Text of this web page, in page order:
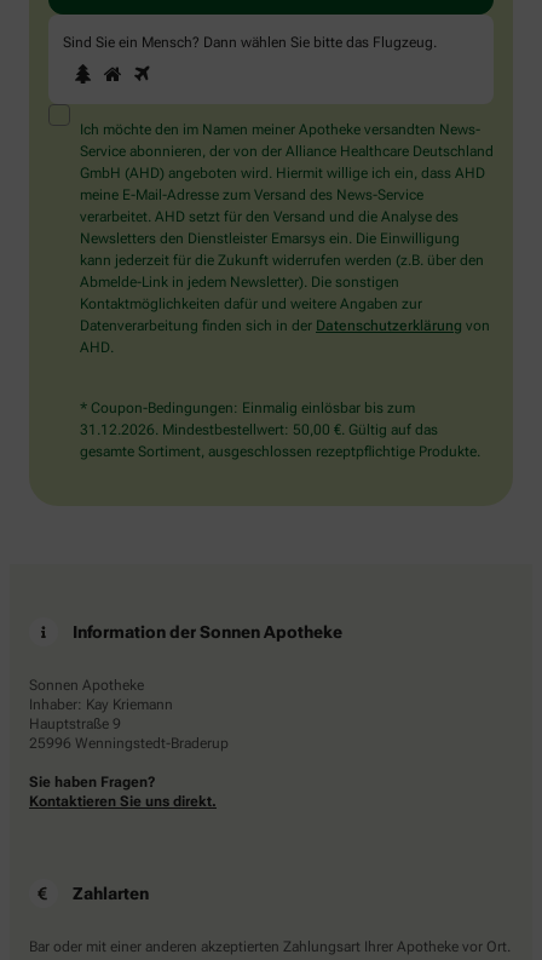
Sind Sie ein Mensch? Dann wählen Sie bitte das Flugzeug.
Sind
Sie
ein
Mensch?
Dann
wählen
Sie
bitte
das
Flugzeug.
1 2
Ich möchte den im Namen meiner Apotheke versandten News-
Service abonnieren, der von der Alliance Healthcare Deutschland
GmbH (AHD) angeboten wird. Hiermit willige ich ein, dass AHD
meine E-Mail-Adresse zum Versand des News-Service
verarbeitet. AHD setzt für den Versand und die Analyse des
Newsletters den Dienstleister Emarsys ein. Die Einwilligung
kann jederzeit für die Zukunft widerrufen werden (z.B. über den
Abmelde-Link in jedem Newsletter). Die sonstigen
Kontaktmöglichkeiten dafür und weitere Angaben zur
Datenverarbeitung finden sich in der Datenschutzerklärung von
AHD.
* Coupon-Bedingungen: Einmalig einlösbar bis zum
31.12.2026. Mindestbestellwert: 50,00 €. Gültig auf das
gesamte Sortiment, ausgeschlossen rezeptpflichtige Produkte.
Information der Sonnen Apotheke
Sonnen Apotheke
Inhaber: Kay Kriemann
Hauptstraße 9
25996 Wenningstedt-Braderup
Sie haben Fragen?
Kontaktieren Sie uns direkt.
Zahlarten
Bar oder mit einer anderen akzeptierten Zahlungsart Ihrer Apotheke vor Ort.